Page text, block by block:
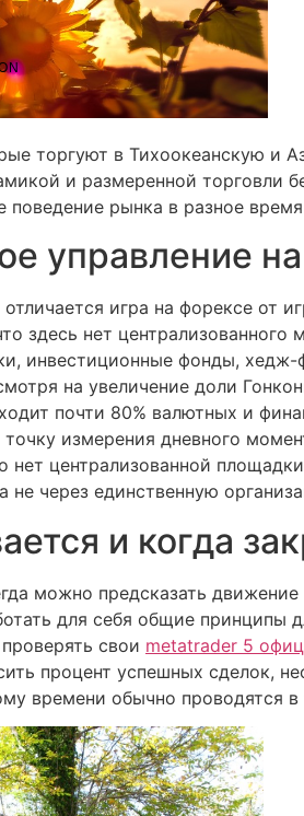
торгуют в Тихоокеанскую и
и размеренной торговли
поведение рынка в разное
управление
отличается игра на форексе
здесь нет
инвестиционные фонды,
на увеличение доли
почти 80% валютных и
измерения дневного
нет централизованной
не через единственную
и когда
можно предсказать
для себя общие принципы
свои metatrader 5
процент успешных сделок,
времени обычно проводятся